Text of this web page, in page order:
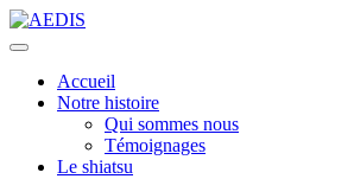
Accueil
Notre histoire
Qui sommes nous
Témoignages
Le shiatsu